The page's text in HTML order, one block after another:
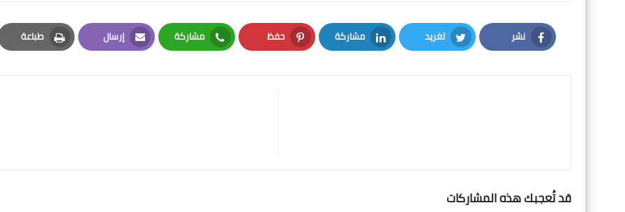
نشر
Facebook
تغريد
Twitter
مشاركة
LinkedIn
حفظ
Pinterest
مشاركة
Whatsapp
إرسال
Email
طباعة
Print
قد تُعجبك هذه المشاركات